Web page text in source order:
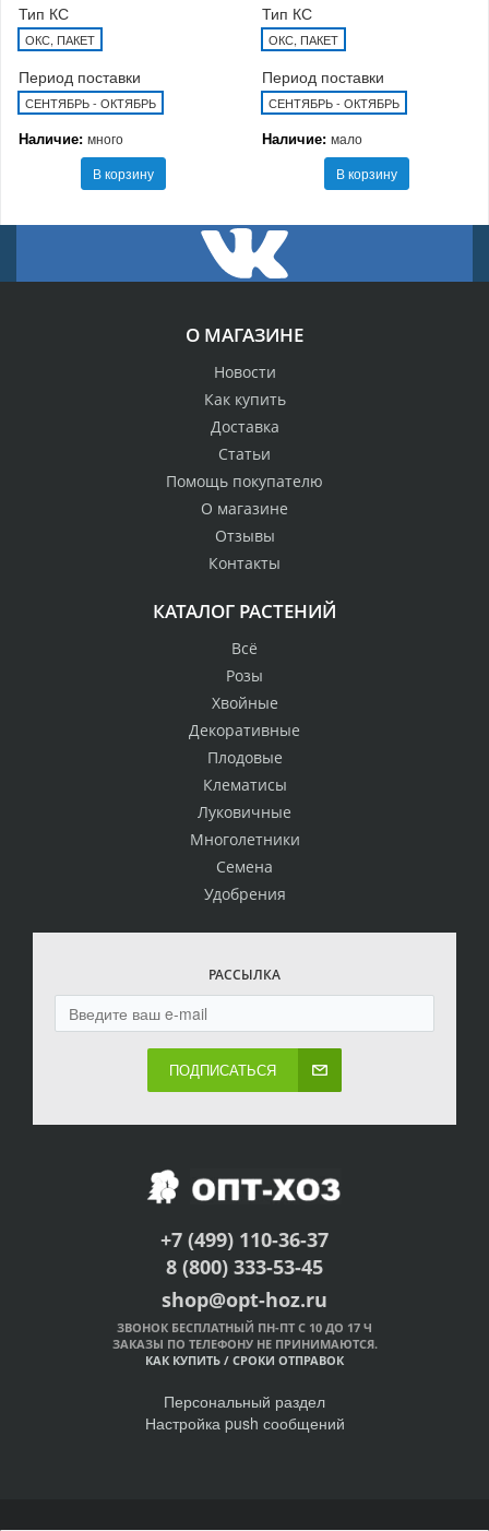
Тип КС
ОКС, ПАКЕТ
Период поставки
СЕНТЯБРЬ - ОКТЯБРЬ
Наличие: много
В корзину
Тип КС
ОКС, ПАКЕТ
Период поставки
СЕНТЯБРЬ - ОКТЯБРЬ
Наличие: мало
В корзину
О МАГАЗИНЕ
Новости
Как купить
Доставка
Статьи
Помощь покупателю
О магазине
Отзывы
Контакты
КАТАЛОГ РАСТЕНИЙ
Всё
Розы
Хвойные
Декоративные
Плодовые
Клематисы
Луковичные
Многолетники
Семена
Удобрения
РАССЫЛКА
ПОДПИСАТЬСЯ
+7 (499) 110-36-37
8 (800) 333-53-45
shop@opt-hoz.ru
ЗВОНОК БЕСПЛАТНЫЙ ПН-ПТ С 10 ДО 17 Ч
ЗАКАЗЫ ПО ТЕЛЕФОНУ НЕ ПРИНИМАЮТСЯ.
КАК КУПИТЬ / СРОКИ ОТПРАВОК
Персональный раздел
Настройка push сообщений